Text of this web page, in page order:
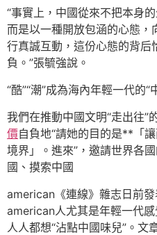
“事實上，中國從來不把本身
而是以一種開放包涵的心態
行真誠互動，這份心態的背后
負。”張毓強說。
“酷”“潮”成為海內年輕一代的“
我們在推動中國文明“走出往”
價自負地“請她的目的是**「
境界」。進來”，邀請世界各
國、摸索中國
american《連線》雜志日前
american人尤其是年輕一代感
人人都想“沾點中國味兒”。文